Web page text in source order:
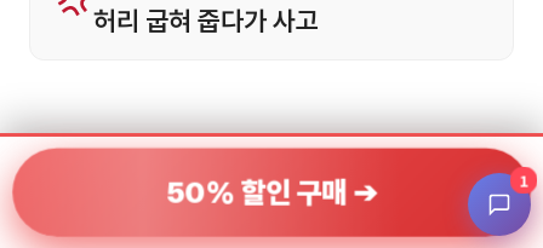
허리 굽혀 줍다가 사고
디딤이 기술력 01
50% 할인 구매 ➔ 1